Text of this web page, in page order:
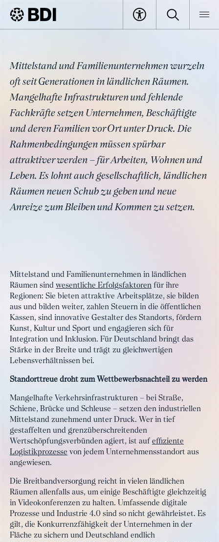
Mittelstand und Familienunternehmen wurzeln
oft seit Generationen in ländlichen Räumen.
Mangelhafte Infrastrukturen und fehlende
Fachkräfte setzen Unternehmen, Beschäftigte
und deren Familien vor Ort unter Druck. Die
Rahmenbedingungen müssen spürbar
attraktiver werden – für Arbeiten, Wohnen und
Leben. Es lohnt auch gesellschaftlich, ländlichen
Räumen neuen Schub zu geben und neue
Anreize zum Bleiben und Kommen zu setzen.
Mittelstand und Familienunternehmen in ländlichen
Räumen sind wesentliche Erfolgsfaktoren für ihre
Regionen: Sie bieten attraktive Arbeitsplätze, sie bilden
aus und bilden weiter, zahlen Steuern in die öffentlichen
Kassen, sind innovative Gestalter des Standorts, fördern
Kunst, Kultur und Sport und engagieren sich für
Integration und Inklusion. Für Deutschland bringt das
Stärke in der Breite und trägt zu gleichwertigen
Lebensverhältnissen bei.
Standorttreue droht zum Wettbewerbsnachteil zu werden
Mangelhafte Verkehrsinfrastrukturen – bei Straße,
Schiene, Brücke und Schleuse – setzen den industriellen
Mittelstand zunehmend unter Druck. Wer in tief
gestaffelten und grenzüberschreitenden
Wertschöpfungsverbünden agiert, ist auf effiziente
Logistikprozesse von jedem Unternehmensstandort aus
angewiesen.
Die Breitbandversorgung reicht in vielen ländlichen
Räumen allenfalls aus, um einige Beschäftigte gleichzeitig
in Videokonferenzen zu halten. Umfassende digitale
Prozesse und Industrie 4.0 sind so nicht gewährleistet. Es
gilt, die Konkurrenzfähigkeit der Unternehmen in der
Fläche zu sichern und Deutschland endlich